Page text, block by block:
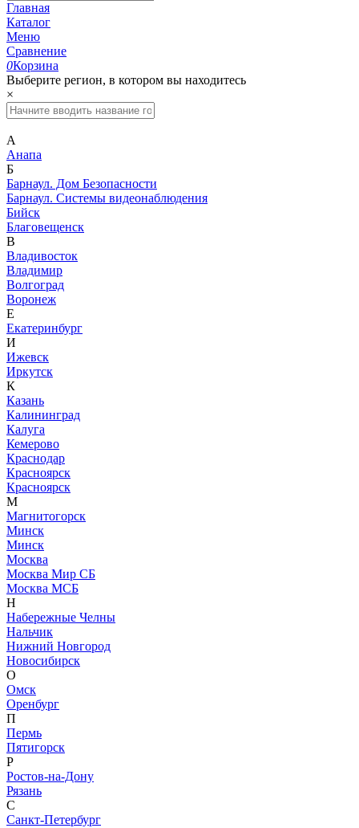
Главная
Каталог
Меню
Сравнение
0Корзина
Выберите регион, в котором вы находитесь
×
А
Анапа
Б
Барнаул. Дом Безопасности
Барнаул. Системы видеонаблюдения
Бийск
Благовещенск
В
Владивосток
Владимир
Волгоград
Воронеж
Е
Екатеринбург
И
Ижевск
Иркутск
К
Казань
Калининград
Калуга
Кемерово
Краснодар
Красноярск
Красноярск
М
Магнитогорск
Минск
Минск
Москва
Москва Мир СБ
Москва МСБ
Н
Набережные Челны
Нальчик
Нижний Новгород
Новосибирск
О
Омск
Оренбург
П
Пермь
Пятигорск
Р
Ростов-на-Дону
Рязань
С
Санкт-Петербург